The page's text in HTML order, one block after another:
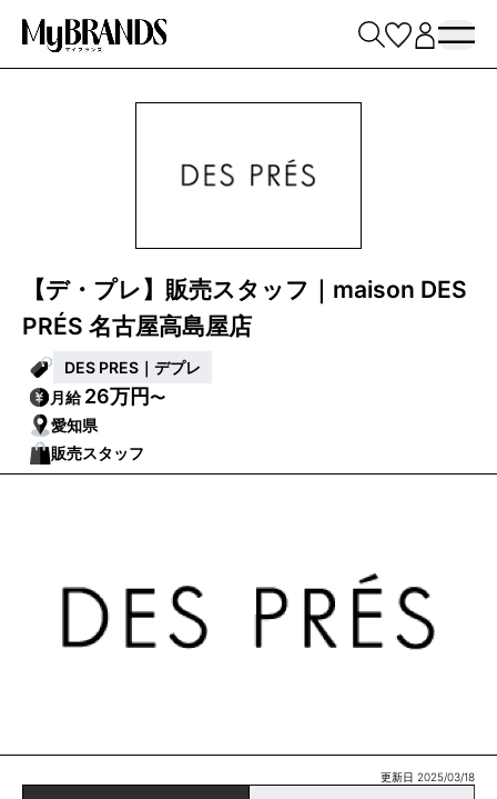
【デ・プレ】販売スタッフ｜maison DES
PRÉS 名古屋高島屋店
DES PRES｜デプレ
月給26万円〜
愛知県
販売スタッフ
更新日 2025/03/18